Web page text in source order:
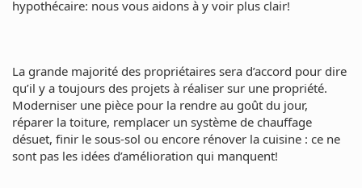
hypothécaire: nous vous aidons à y voir plus clair!
La grande majorité des propriétaires sera d’accord pour dire
qu’il y a toujours des projets à réaliser sur une propriété.
Moderniser une pièce pour la rendre au goût du jour,
réparer la toiture, remplacer un système de chauffage
désuet, finir le sous-sol ou encore rénover la cuisine : ce ne
sont pas les idées d’amélioration qui manquent!